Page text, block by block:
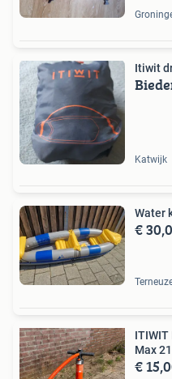
Itiwit
Katwijk
Water
€
ITIWIT
Max
€